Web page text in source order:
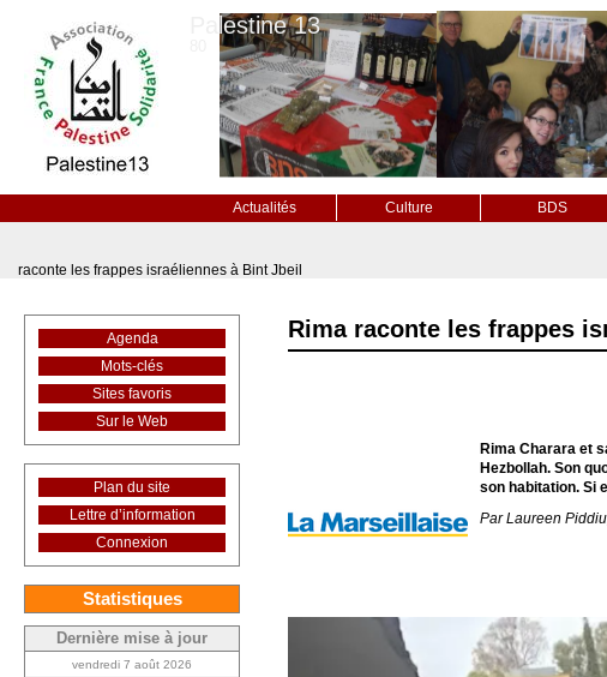
Palestine 13
Actualités Culture BDS
raconte les frappes israéliennes à Bint Jbeil
Rima raconte les frappes
Rima Charara et
Hezbollah. Son
son habitation. Si
Par Laureen
Agenda
Mots-clés
Sites favoris
Sur le Web
Plan du site
Lettre d’information
Connexion
Statistiques
Dernière mise à jour
vendredi 7 août 2026